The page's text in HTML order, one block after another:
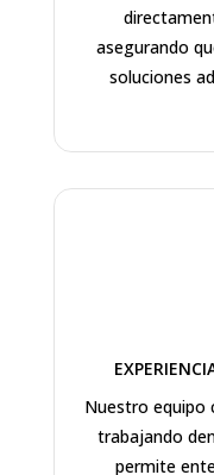
asegurando
soluciones
Nuestro equipo
trabajando
permite